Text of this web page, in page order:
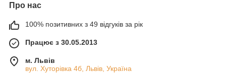
Про нас
100% позитивних з 49 відгуків за рік
Працює з 30.05.2013
м. Львів
вул. Хуторівка 4б, Львів, Україна